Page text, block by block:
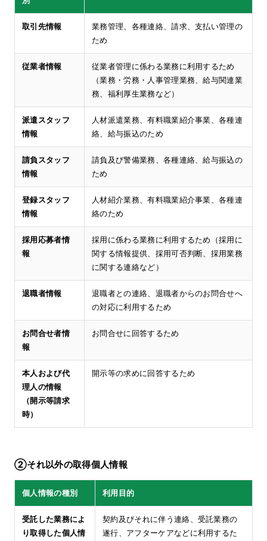
取引先情報
業務管理、各種連絡、請求、支払い管理の
ため
従業者情報
従業者管理に係わる業務に利用するため
（業務・労務・人事管理業務、給与関連業
務、福利厚生業務など）
派遣スタッフ
情報
人材派遣業務、有料職業紹介事業、各種連
絡、給与振込のため
請負スタッフ
情報
請負及び警備業務、各種連絡、給与振込の
ため
登録スタッフ
情報
人材紹介業務、有料職業紹介事業、各種連
絡のため
採用応募者情
報
採用に係わる業務に利用するため（採用に
関する情報提供、採用可否判断、採用業務
に関する連絡など）
退職者情報
退職者との連絡、退職者からのお問合せへ
の対応に利用するため
お問合せ者情
報
お問合せに回答するため
本人および代
理人の情報
（開示等請求
時）
開示等の求めに回答するため
②それ以外の取得個人情報
個人情報の種別 利用目的
受託した業務によ
り取得した個人情
契約及びそれに伴う連絡、受託業務の
遂行、アフターケアなどに利用するた